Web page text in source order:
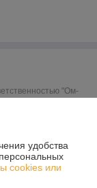
"Ом-
удобства
cookies или